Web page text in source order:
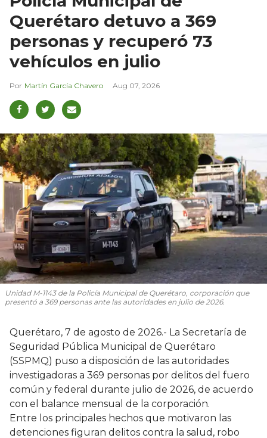
Querétaro detuvo a 369
personas y recuperó 73
vehículos en julio
Martín García Chavero Aug 07, 2026
Unidad M-1143 de la Policía Municipal de Querétaro, corporación que
presentó a 369 personas ante las autoridades en julio de 2026.
Querétaro, 7 de agosto de 2026.- La Secretaría de
Seguridad Pública Municipal de Querétaro
(SSPMQ) puso a disposición de las autoridades
investigadoras a 369 personas por delitos del fuero
común y federal durante julio de 2026, de acuerdo
con el balance mensual de la corporación.
Entre los principales hechos que motivaron las
detenciones figuran delitos contra la salud, robo